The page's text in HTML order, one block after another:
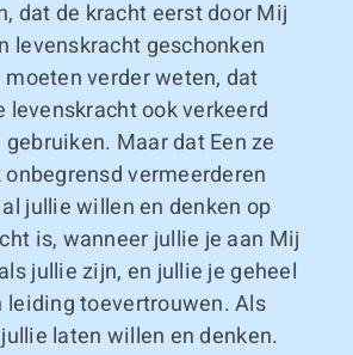
dat de kracht eerst door Mij
levenskracht geschonken
verder weten, dat
levenskracht ook verkeerd
Maar dat Een ze
vermeerderen
jullie willen en denken op
is, wanneer jullie je aan Mij
jullie zijn, en jullie je geheel
leiding toevertrouwen. Als
laten willen en denken.